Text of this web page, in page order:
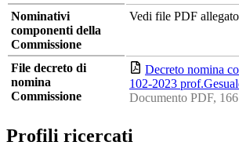
Nominativi
componenti della
Commissione
Vedi file PDF allegato
File decreto di
nomina
Commissione
Decreto nomina
102-2023
Documento PDF,
Profili ricercati